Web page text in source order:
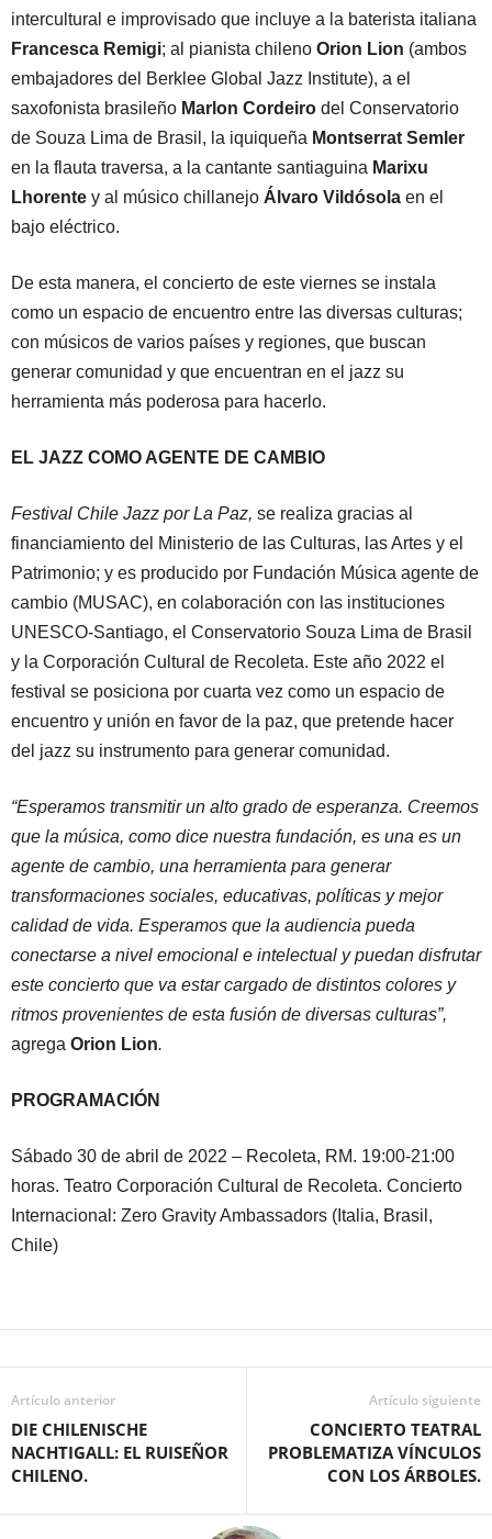
intercultural e improvisado que incluye a la baterista italiana
Francesca Remigi; al pianista chileno Orion Lion (ambos
embajadores del Berklee Global Jazz Institute), a el
saxofonista brasileño Marlon Cordeiro del Conservatorio
de Souza Lima de Brasil, la iquiqueña Montserrat Semler
en la flauta traversa, a la cantante santiaguina Marixu
Lhorente y al músico chillanejo Álvaro Vildósola en el
bajo eléctrico.
De esta manera, el concierto de este viernes se instala
como un espacio de encuentro entre las diversas culturas;
con músicos de varios países y regiones, que buscan
generar comunidad y que encuentran en el jazz su
herramienta más poderosa para hacerlo.
EL JAZZ COMO AGENTE DE CAMBIO
Festival Chile Jazz por La Paz, se realiza gracias al
financiamiento del Ministerio de las Culturas, las Artes y el
Patrimonio; y es producido por Fundación Música agente de
cambio (MUSAC), en colaboración con las instituciones
UNESCO-Santiago, el Conservatorio Souza Lima de Brasil
y la Corporación Cultural de Recoleta. Este año 2022 el
festival se posiciona por cuarta vez como un espacio de
encuentro y unión en favor de la paz, que pretende hacer
del jazz su instrumento para generar comunidad.
“Esperamos transmitir un alto grado de esperanza. Creemos
que la música, como dice nuestra fundación, es una es un
agente de cambio, una herramienta para generar
transformaciones sociales, educativas, políticas y mejor
calidad de vida. Esperamos que la audiencia pueda
conectarse a nivel emocional e intelectual y puedan disfrutar
este concierto que va estar cargado de distintos colores y
ritmos provenientes de esta fusión de diversas culturas”,
agrega Orion Lion.
PROGRAMACIÓN
Sábado 30 de abril de 2022 – Recoleta, RM. 19:00-21:00
horas. Teatro Corporación Cultural de Recoleta. Concierto
Internacional: Zero Gravity Ambassadors (Italia, Brasil,
Chile)
Artículo anterior
DIE CHILENISCHE
NACHTIGALL: EL RUISEÑOR
CHILENO.
Artículo siguiente
CONCIERTO TEATRAL
PROBLEMATIZA VÍNCULOS
CON LOS ÁRBOLES.